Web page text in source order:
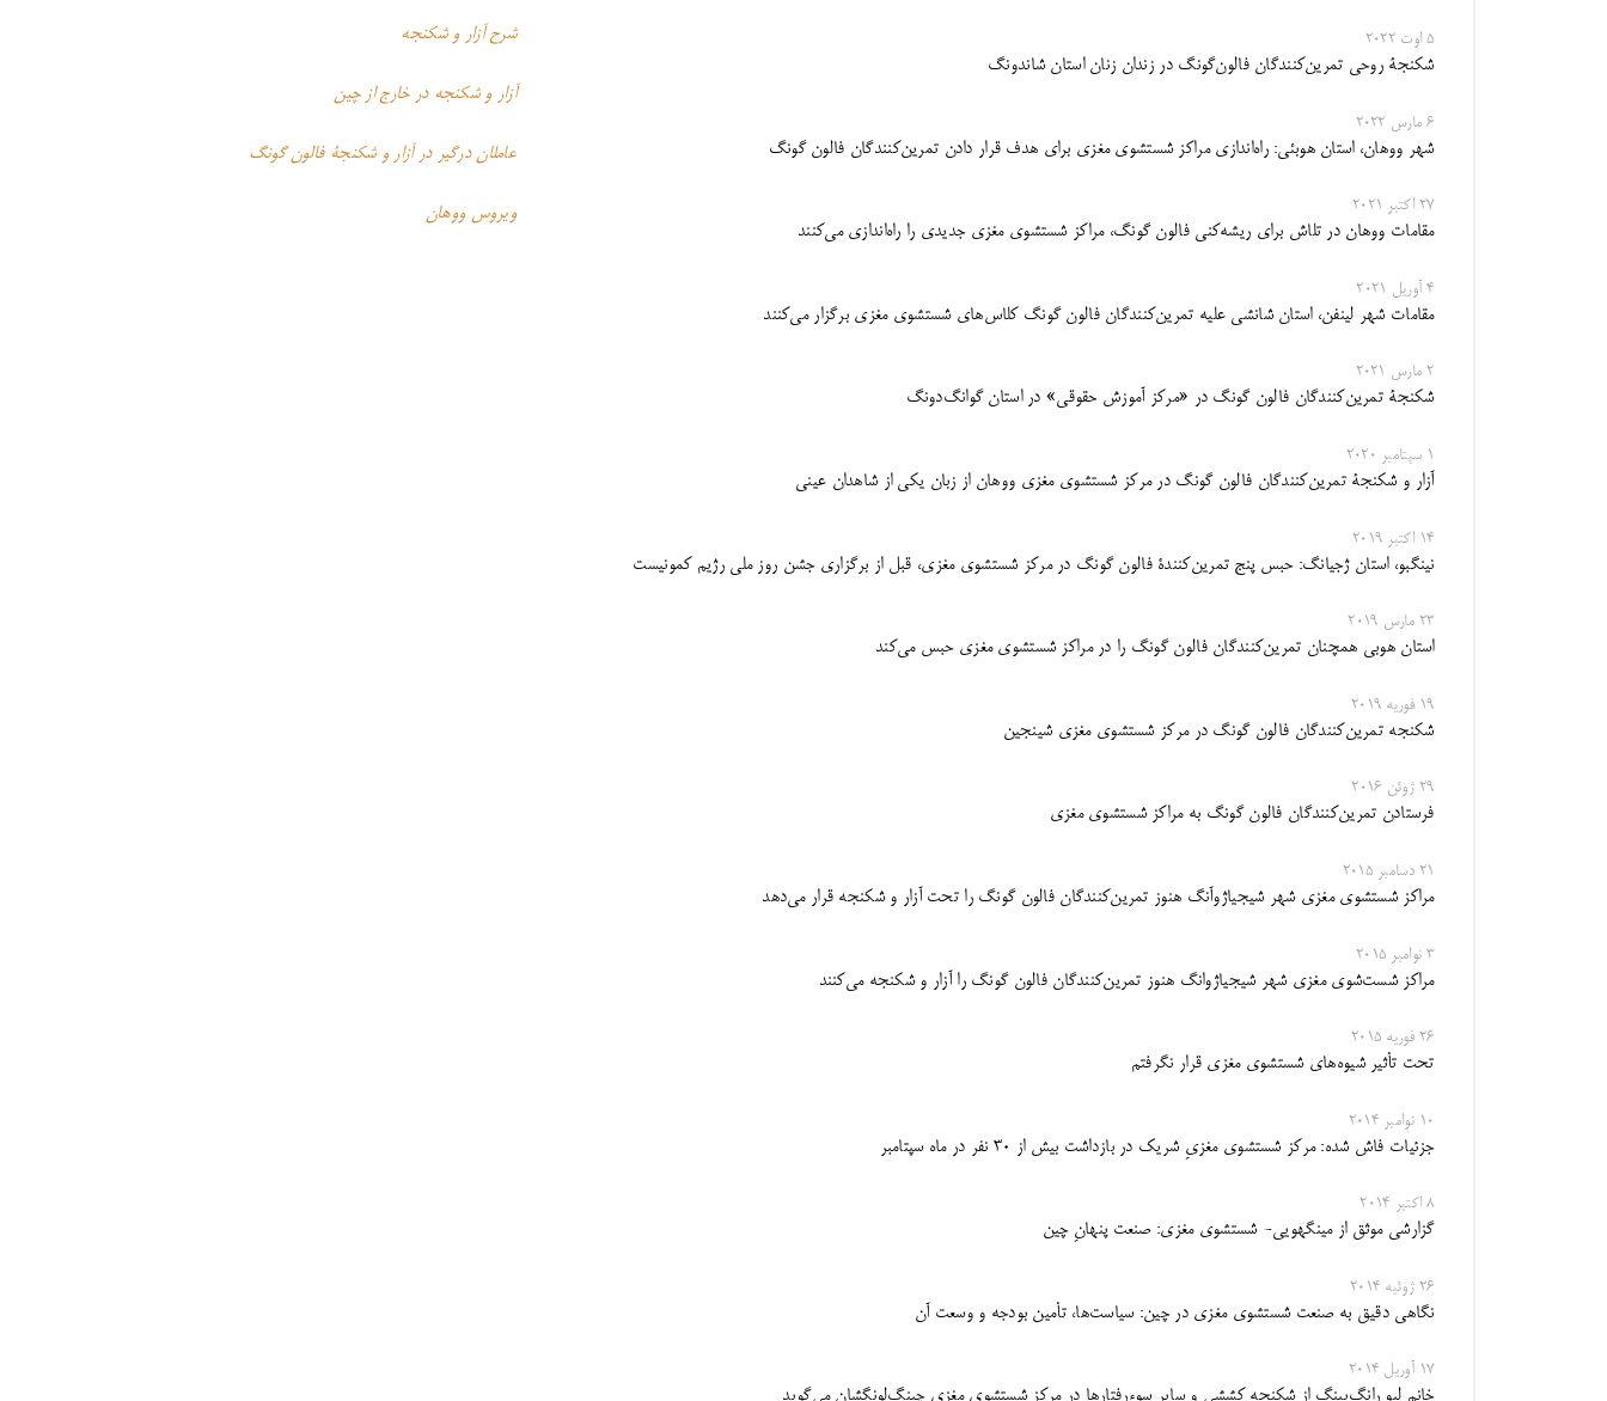
شرح آزار و شکنجه
آزار و شکنجه در خارج از چین
عاملان درگیر در آزار و شکنجۀ فالون گونگ
ویروس ووهان
5 اوت 2022
شکنجۀ روحی تمرین‌کنندگان فالون‌گونگ در زندان زنان استان شاندونگ
6 مارس 2022
شهر ووهان، استان هوبئی: راه‌اندازی مراکز شستشوی مغزی برای هدف قرار دادن تمرین‌کنندگان فالون گونگ
27 اکتبر 2021
مقامات ووهان در تلاش برای ریشه‌کنی فالون گونگ، مراکز شستشوی مغزی جدیدی را راه‌اندازی می‌کنند
4 آوریل 2021
مقامات شهر لینفن، استان شانشی علیه تمرین‌کنندگان فالون گونگ کلاس‌های شستشوی مغزی برگزار می‌کنند
2 مارس 2021
شکنجۀ تمرین‌کنندگان فالون گونگ در «مرکز آموزش حقوقی» در استان گوانگ‌دونگ
1 سپتامبر 2020
آزار و شکنجۀ تمرین‌کنندگان فالون گونگ در مرکز شستشوی مغزی ووهان از زبان یکی از شاهدان عینی
14 اکتبر 2019
نینگبو، استان ژجیانگ: حبس پنج تمرین‌‌کنندۀ فالون گونگ در مرکز شستشوی مغزی، قبل از برگزاری جشن روز ملی رژیم کمونیست
23 مارس 2019
استان هوبی همچنان تمرین‌کنندگان فالون گونگ را در مراکز شستشوی مغزی حبس می‌کند
19 فوریه 2019
شکنجه تمرین‌کنندگان فالون گونگ در مرکز شستشوی مغزی شینجین
29 ژوئن 2016
فرستادن تمرین‌کنندگان فالون گونگ به مراکز شستشوی مغزی
21 دسامبر 2015
مراکز شستشوی مغزی شهر شیجیاژوآنگ هنوز تمرین‌کنندگان فالون گونگ را تحت آزار و شکنجه قرار می‌دهد
3 نوامبر 2015
مراکز شست‌شوی مغزی شهر شیجیاژوانگ هنوز تمرین‌کنندگان فالون گونگ را آزار و شکنجه می‌کنند
26 فوریه 2015
تحت تأثیر شیوه‌های شستشوی مغزی قرار نگرفتم
10 نوامبر 2014
جزئیات فاش شده: مرکز شستشوی مغزیِ شریک در بازداشت بیش از ۳۰ نفر در ماه سپتامبر
8 اکتبر 2014
گزارشی موثق از مینگهویی- شستشوی مغزی: صنعت پنهانِ چین
26 ژوئیه 2014
نگاهی دقیق به صنعت شستشوی مغزی در چین: سیاست‌ها، تأمین بودجه و وسعت آن
17 آوریل 2014